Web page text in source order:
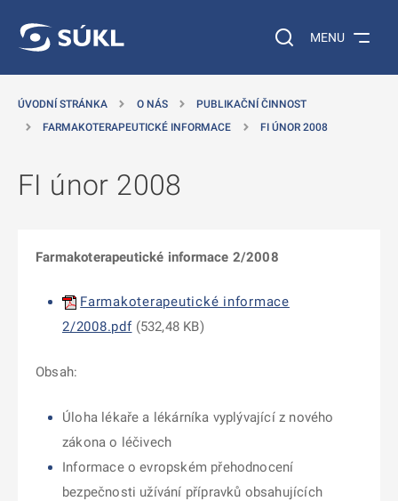
Vyhledávání na
MENU
ÚVODNÍ STRÁNKA O NÁS
PUBLIKAČNÍ ČINNOST
FARMAKOTERAPEUTICKÉ INFORMACE
FI ÚNOR 2008
FI únor 2008
Farmakoterapeutické informace 2/2008
Farmakoterapeutické informace
2/2008.pdf(532,48 KB)
Obsah:
Úloha lékaře a lékárníka vyplývající z nového
zákona o léčivech
Informace o evropském přehodnocení
bezpečnosti užívání přípravků obsahujících